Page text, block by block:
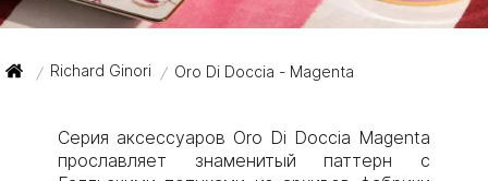
/ Richard Ginori / Oro Di Doccia - Magenta
Серия аксессуаров Oro Di Doccia Magenta
прославляет знаменитый паттерн с